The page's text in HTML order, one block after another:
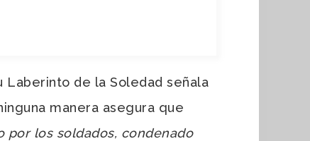
Laberinto de la Soledad señala
manera asegura que
por los soldados, condenado